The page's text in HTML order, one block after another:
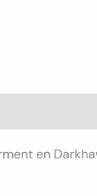
en